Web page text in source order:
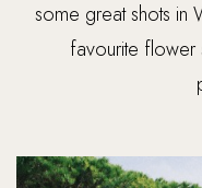
some great shots in
favourite